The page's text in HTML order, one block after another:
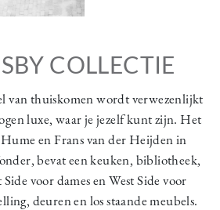
COLLECTIE
van thuiskomen wordt verwezenlijkt
luxe, waar je jezelf kunt zijn. Het
en Frans van der Heijden in
bevat een keuken, bibliotheek,
voor dames en West Side voor
deuren en los staande meubels.